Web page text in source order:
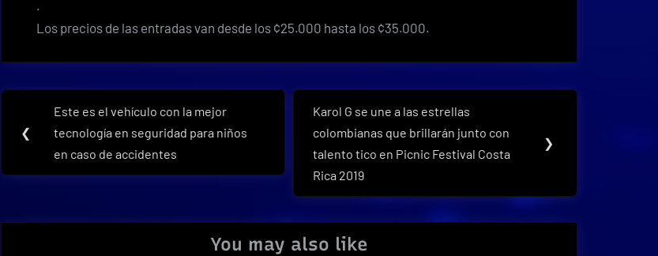
.
Los precios de las entradas van desde los ¢25.000 hasta los ¢35.000.
Navegación
de
entradas
❮
Previous
Post:
Este es el vehículo con la mejor
tecnología en seguridad para niños
en caso de accidentes
Next
Post:
Karol G se une a las estrellas
colombianas que brillarán junto con
talento tico en Picnic Festival Costa
Rica 2019
❯
You may also like